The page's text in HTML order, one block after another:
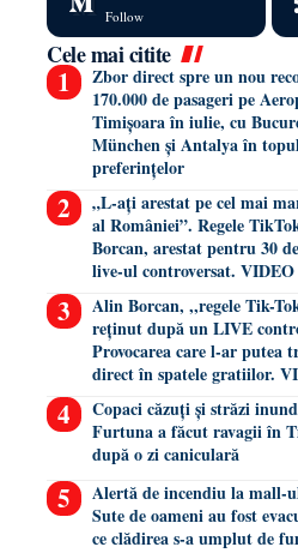
Follow
Cele mai citite
Zbor direct spre un nou
170.000 de pasageri pe
Timișoara în iulie, cu
München și Antalya în
preferințelor
„L-ați arestat pe cel mai
al României”. Regele
Borcan, arestat pentru 30
live-ul controversat. VIDEO
Alin Borcan, ,,regele Tik-
reținut după un LIVE
Provocarea care l-ar putea
direct în spatele gratiilor.
Copaci căzuți și străzi
Furtuna a făcut ravagii în
după o zi caniculară
Alertă de incendiu la mall-
Sute de oameni au fost
ce clădirea s-a umplut de